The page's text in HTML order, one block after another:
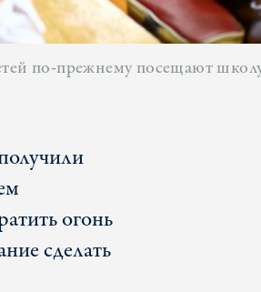
по-прежнему посещают
огонь
сделать